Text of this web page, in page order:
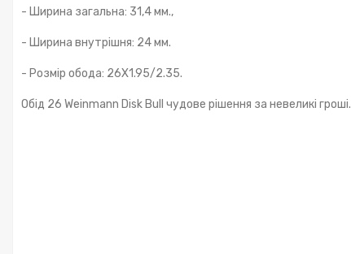
- Ширина загальна: 31,4 мм.,
- Ширина внутрішня: 24 мм.
- Розмір обода: 26X1.95/2.35.
Обід 26 Weinmann Disk Bull чудове рішення за невеликі гроші.